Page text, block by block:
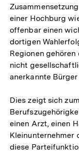
einer Hochburg
offenbar einen
dortigen
Regionen
nicht
anerkannte
Dies zeigt sich
einen Arzt, einen
Kleinunternehmer
diese